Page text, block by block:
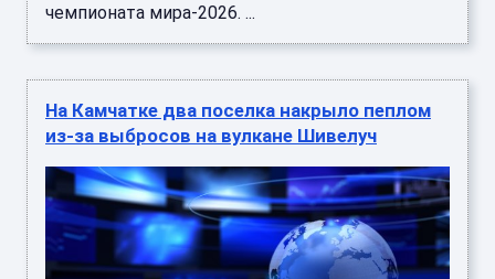
чемпионата мира-2026. ...
На Камчатке два поселка накрыло пеплом
из-за выбросов на вулкане Шивелуч